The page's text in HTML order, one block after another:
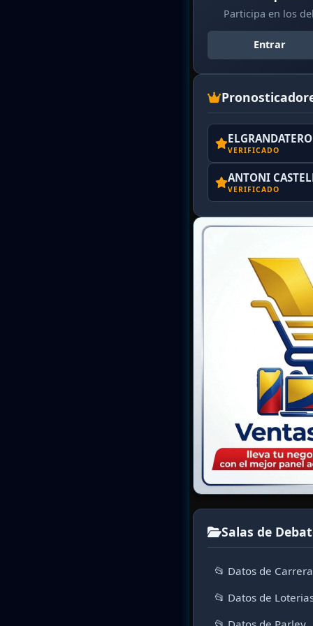
Participa en los
Entrar
VERIFICADO
ANTONI
VERIFICADO
Salas de
📂 Datos de
📂 Datos de